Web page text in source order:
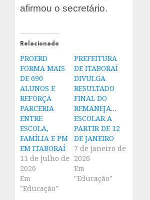
afirmou o secretário.
Relacionado
PROERD
FORMA MAIS
DE 690
ALUNOS E
REFORÇA
PARCERIA
ENTRE
ESCOLA,
FAMÍLIA E PM
EM ITABORAÍ
11 de julho de
2026
Em
"Educação"
PREFEITURA
DE ITABORAÍ
DIVULGA
RESULTADO
FINAL DO
REMANEJAMENTO
ESCOLAR A
PARTIR DE 12
DE JANEIRO
7 de janeiro de
2026
Em
"Educação"